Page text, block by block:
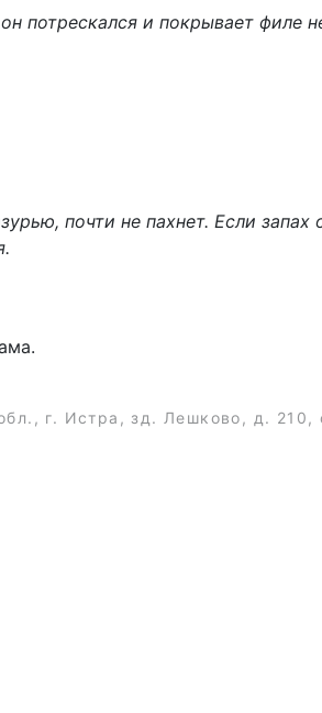
потрескался и покрывает филе
почти не пахнет. Если запах
г. Истра, зд. Лешково, д.